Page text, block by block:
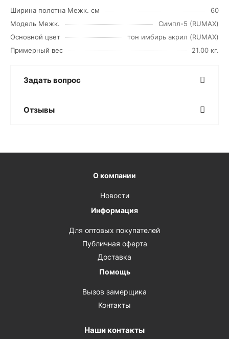
Ширина полотна Межк. см
60
Модель Межк.
Симпл-5 (RUMAX)
Основной цвет
тон имбирь акрил (RUMAX)
Примерный вес
21.00 кг.
Задать вопрос
Отзывы
О компании
Новости
Информация
Для оптовых покупателей
Публичная оферта
Доставка
Помощь
Вызов замерщика
Контакты
Наши контакты